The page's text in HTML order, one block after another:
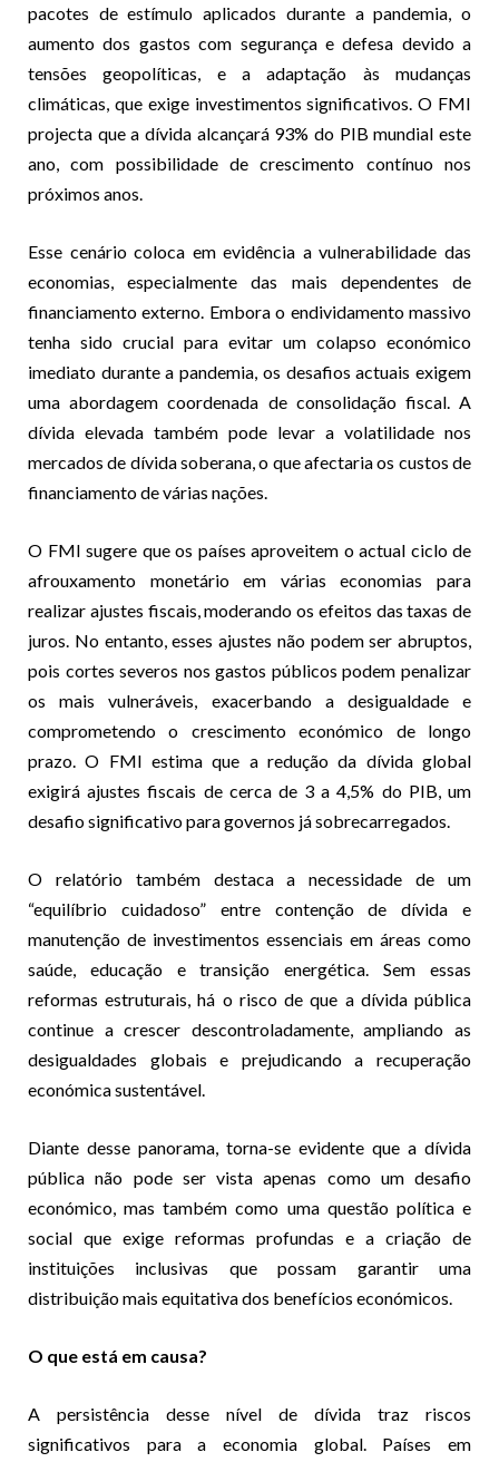
pacotes de estímulo aplicados durante a pandemia, o
aumento dos gastos com segurança e defesa devido a
tensões geopolíticas, e a adaptação às mudanças
climáticas, que exige investimentos significativos. O FMI
projecta que a dívida alcançará 93% do PIB mundial este
ano, com possibilidade de crescimento contínuo nos
próximos anos.
Esse cenário coloca em evidência a vulnerabilidade das
economias, especialmente das mais dependentes de
financiamento externo. Embora o endividamento massivo
tenha sido crucial para evitar um colapso económico
imediato durante a pandemia, os desafios actuais exigem
uma abordagem coordenada de consolidação fiscal. A
dívida elevada também pode levar a volatilidade nos
mercados de dívida soberana, o que afectaria os custos de
financiamento de várias nações.
O FMI sugere que os países aproveitem o actual ciclo de
afrouxamento monetário em várias economias para
realizar ajustes fiscais, moderando os efeitos das taxas de
juros. No entanto, esses ajustes não podem ser abruptos,
pois cortes severos nos gastos públicos podem penalizar
os mais vulneráveis, exacerbando a desigualdade e
comprometendo o crescimento económico de longo
prazo. O FMI estima que a redução da dívida global
exigirá ajustes fiscais de cerca de 3 a 4,5% do PIB, um
desafio significativo para governos já sobrecarregados.
O relatório também destaca a necessidade de um
“equilíbrio cuidadoso” entre contenção de dívida e
manutenção de investimentos essenciais em áreas como
saúde, educação e transição energética. Sem essas
reformas estruturais, há o risco de que a dívida pública
continue a crescer descontroladamente, ampliando as
desigualdades globais e prejudicando a recuperação
económica sustentável.
Diante desse panorama, torna-se evidente que a dívida
pública não pode ser vista apenas como um desafio
económico, mas também como uma questão política e
social que exige reformas profundas e a criação de
instituições inclusivas que possam garantir uma
distribuição mais equitativa dos benefícios económicos.
O que está em causa?
A persistência desse nível de dívida traz riscos
significativos para a economia global. Países em